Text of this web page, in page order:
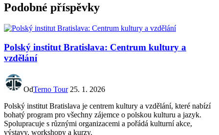
Podobné příspěvky
Polský institut Bratislava: Centrum kultury a
vzdělání
OdTerno Tour 25. 1. 2026
Polský institut Bratislava je centrem kultury a vzdělání, které nabízí
bohatý program pro všechny zájemce o polskou kulturu a jazyk.
Spolupracuje s různými organizacemi a pořádá kulturní akce,
výstavy, workshopy a kurzy.